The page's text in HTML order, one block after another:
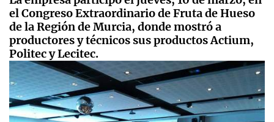
el Congreso Extraordinario de Fruta de Hueso
de la Región de Murcia, donde mostró a
productores y técnicos sus productos Actium,
Politec y Lecitec.